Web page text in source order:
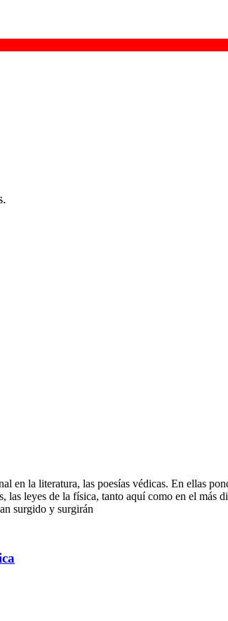
la literatura, las poesías védicas. En ellas
leyes de la física, tanto aquí como en el más
surgido y surgirán